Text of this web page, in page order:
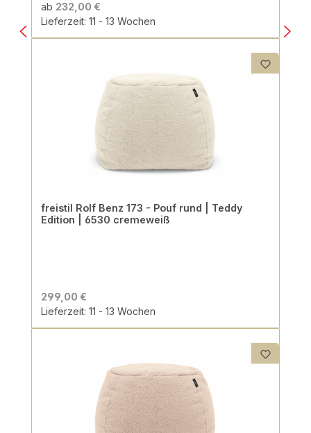
ab 232,00 €
Lieferzeit: 11 - 13 Wochen
freistil Rolf Benz 173 - Pouf rund | Teddy
Edition | 6530 cremeweiß
299,00 €
Lieferzeit: 11 - 13 Wochen